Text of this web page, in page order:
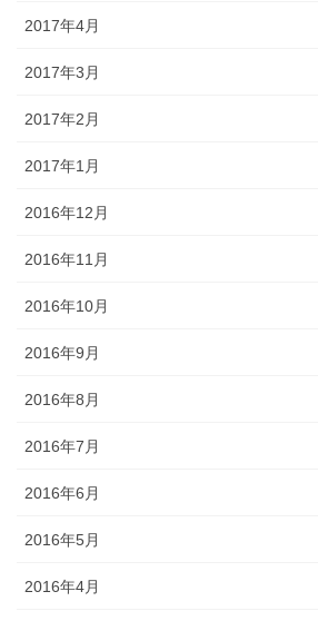
2017年4月
2017年3月
2017年2月
2017年1月
2016年12月
2016年11月
2016年10月
2016年9月
2016年8月
2016年7月
2016年6月
2016年5月
2016年4月